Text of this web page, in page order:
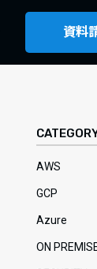
資料
AWS
GCP
Azure
ON